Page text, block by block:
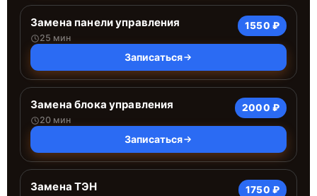
Замена панели управления
25 мин
1550 ₽
Записаться
Замена блока управления
20 мин
2000 ₽
Записаться
Замена ТЭН 1750 ₽